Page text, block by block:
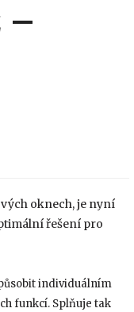
–
oknech, je nyní
řešení pro
individuálním
funkcí. Splňuje tak